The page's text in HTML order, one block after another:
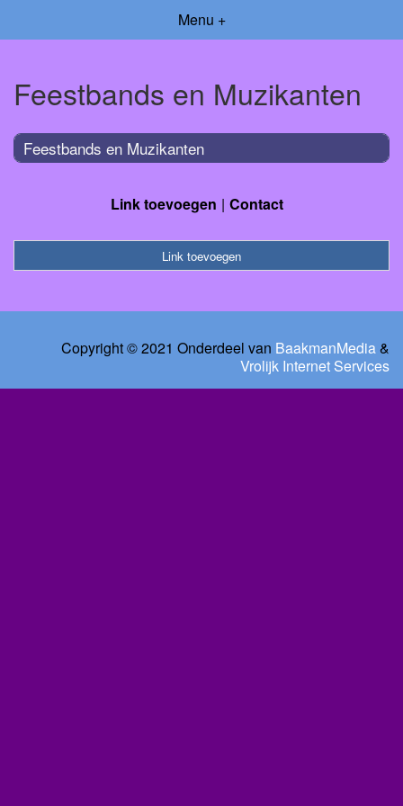
Menu +
Feestbands en Muzikanten
Feestbands en Muzikanten
Link toevoegen Contact
Link toevoegen
Copyright © 2021 Onderdeel van BaakmanMedia&
Vrolijk Internet Services